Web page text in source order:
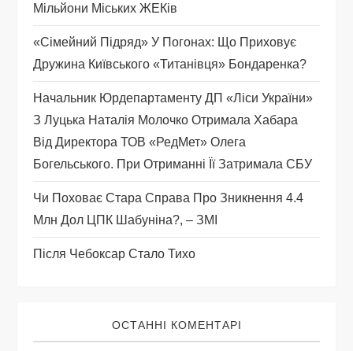
и
с
і
в
Мільйони Міських ЖЕКів
«Сімейний Підряд» У Погонах: Що Приховує
Дружина Київського «титанівця» Бондаренка?
Начальник Юрдепартаменту ДП «Ліси України»
З Луцька Наталія Молочко Отримала Хабара
Від Директора ТОВ «РедМет» Олега
Богельського. При Отриманні Її Затримала СБУ
Чи Поховає Стара Справа Про Зникнення 4.4
Млн Дол ЦПК Шабуніна?, – ЗМІ
Після Чебоксар Стало Тихо
ОСТАННІ КОМЕНТАРІ